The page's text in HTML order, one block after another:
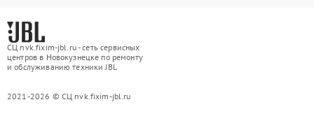
СЦ nvk.fixim-jbl.ru - сеть сервисных
центров в Новокузнецке по ремонту
и обслуживанию техники JBL
2021-2026 © СЦ nvk.fixim-jbl.ru